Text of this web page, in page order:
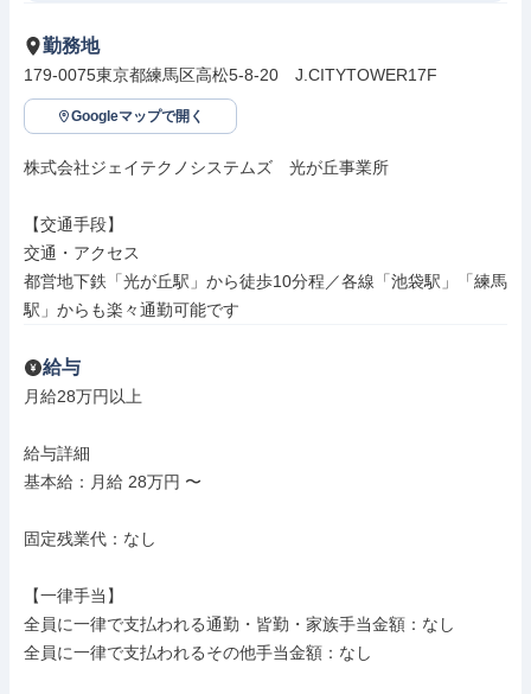
勤務地
179-0075東京都練馬区高松5-8-20　J.CITYTOWER17F
Googleマップで開く
株式会社ジェイテクノシステムズ　光が丘事業所
【交通手段】
交通・アクセス
都営地下鉄「光が丘駅」から徒歩10分程／各線「池袋駅」「練馬
駅」からも楽々通勤可能です
給与
月給28万円以上
給与詳細
基本給：月給 28万円 〜
固定残業代：なし
【一律手当】
全員に一律で支払われる通勤・皆勤・家族手当金額：なし
全員に一律で支払われるその他手当金額：なし